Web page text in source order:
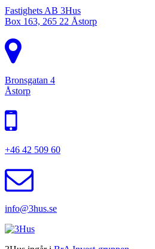
Fastighets AB 3Hus
Box 163, 265 22 Åstorp
Bronsgatan 4
Åstorp
+46 42 509 60
info@3hus.se